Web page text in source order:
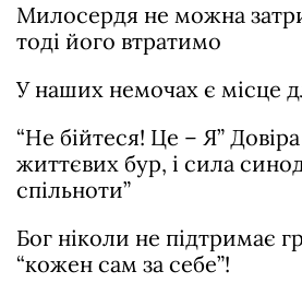
Милосердя не можна
тоді його втратимо
У наших немочах є місце
“Не бійтеся! Це – Я”
життєвих бур, і сила
спільноти”
Бог ніколи не підтримає
“кожен сам за себе”!